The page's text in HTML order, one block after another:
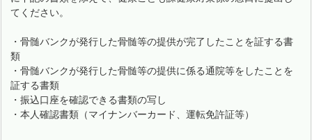
てください。
・骨髄バンクが発行した骨髄等の提供が完了したことを証する書
類
・骨髄バンクが発行した骨髄等の提供に係る通院等をしたことを
証する書類
・振込口座を確認できる書類の写し
・本人確認書類（マイナンバーカード、運転免許証等）